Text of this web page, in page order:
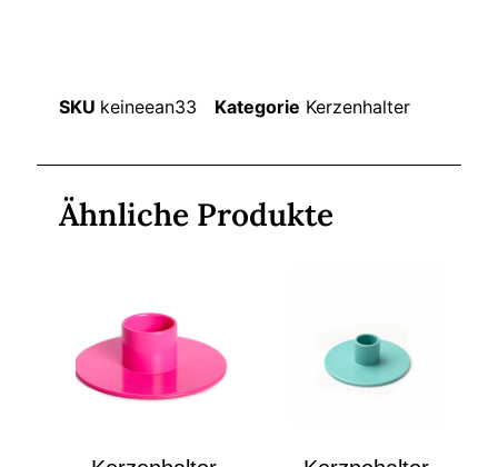
SKU keineean33 Kategorie Kerzenhalter
Ähnliche Produkte